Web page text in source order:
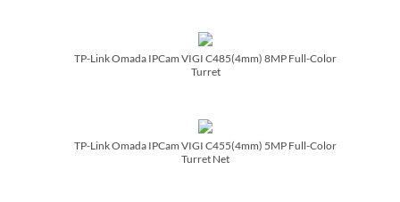
TP-Link Omada IPCam VIGI C485(4mm) 8MP Full-Color
Turret
TP-Link Omada IPCam VIGI C455(4mm) 5MP Full-Color
Turret Net